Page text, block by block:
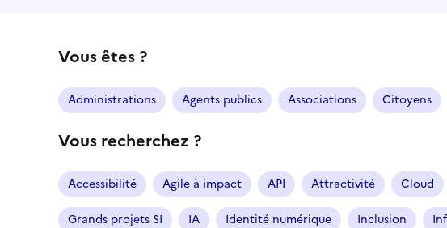
Vous êtes ?
Administrations Agents publics Associations Citoyens
Vous recherchez ?
Accessibilité Agile à impact API Attractivité Cloud
Grands projets SI IA Identité numérique Inclusion